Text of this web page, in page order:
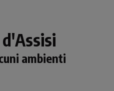
ambienti